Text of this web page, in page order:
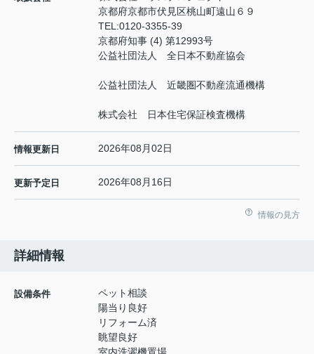
京都府京都市伏見区桃山町遠山６９
TEL:0120-3355-39
京都府知事 (4) 第12993号
公益社団法人 全日本不動産協会
公益社団法人 近畿圏不動産流通機構
株式会社 日本住宅保証検査機構
情報更新日 2026年08月02日
更新予定日 2026年08月16日
情報の見方
詳細情報
設備条件
ペット相談
陽当り良好
リフォーム済
眺望良好